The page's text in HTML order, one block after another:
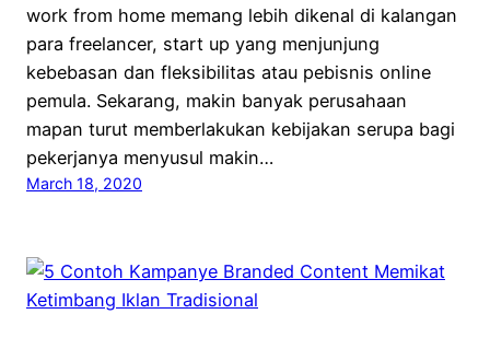
work from home memang lebih dikenal di kalangan
para freelancer, start up yang menjunjung
kebebasan dan fleksibilitas atau pebisnis online
pemula. Sekarang, makin banyak perusahaan
mapan turut memberlakukan kebijakan serupa bagi
pekerjanya menyusul makin…
March 18, 2020